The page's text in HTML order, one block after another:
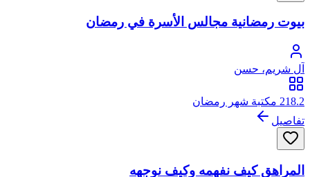
بيوت رمضانية مجالس الأسرة في رمضان
آل شريم، حسن
218.2 مكتبة شهر رمضان
تفاصيل
المراهق كيف نفهمه وكيف نوجهه